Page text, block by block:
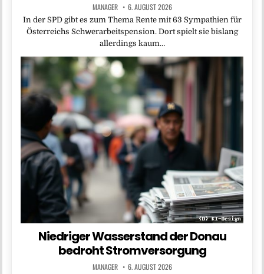
MANAGER 6. AUGUST 2026
In der SPD gibt es zum Thema Rente mit 63 Sympathien für
Österreichs Schwerarbeitspension. Dort spielt sie bislang
allerdings kaum…
Niedriger Wasserstand der Donau
bedroht Stromversorgung
MANAGER 6. AUGUST 2026